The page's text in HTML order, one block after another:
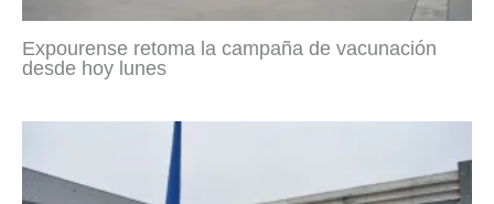
Expourense retoma la campaña de vacunación
desde hoy lunes